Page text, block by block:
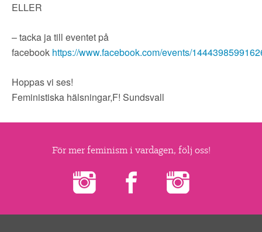
FÖR MEDLEMMAR
NYHETER
SÖK
ELLER
– tacka ja till eventet på
facebook https://www.facebook.com/events/
Hoppas vi ses!
Feministiska hälsningar,F! Sundsvall
För mer feminism i vardagen, följ oss!